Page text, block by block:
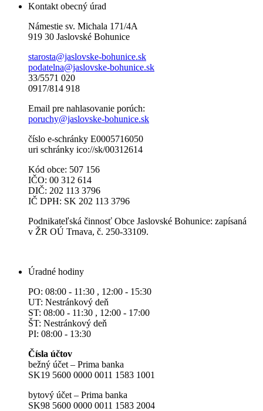
Kontakt obecný úrad
Námestie sv. Michala 171/4A
919 30 Jaslovské Bohunice
starosta@jaslovske-bohunice.sk
podatelna@jaslovske-bohunice.sk
33/5571 020
0917/814 918
Email pre nahlasovanie porúch:
poruchy@jaslovske-bohunice.sk
číslo e-schránky E0005716050
uri schránky ico://sk/00312614
Kód obce: 507 156
IČO: 00 312 614
DIČ: 202 113 3796
IČ DPH: SK 202 113 3796
Podnikateľská činnosť Obce Jaslovské Bohunice: zapísaná
v ŽR OÚ Trnava, č. 250-33109.
Úradné hodiny
PO: 08:00 - 11:30 , 12:00 - 15:30
UT: Nestránkový deň
ST: 08:00 - 11:30 , 12:00 - 17:00
ŠT: Nestránkový deň
PI: 08:00 - 13:30
Čísla účtov
bežný účet – Prima banka
SK19 5600 0000 0011 1583 1001
bytový účet – Prima banka
SK98 5600 0000 0011 1583 2004